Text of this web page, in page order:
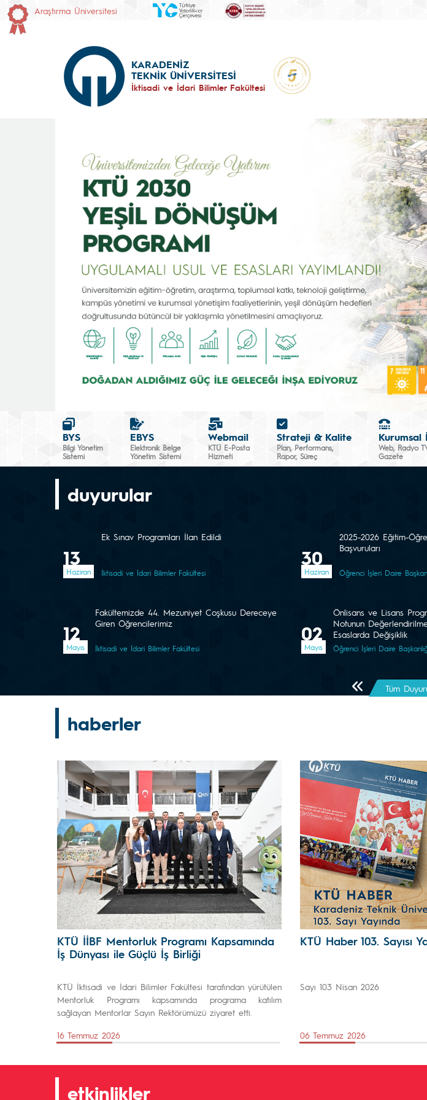
Araştırma Üniversitesi
KARADENİZ
TEKNİK ÜNİVERSİTESİ
İktisadi ve İdari Bilimler Fakültesi
BYS
Bilgi Yönetim
Sistemi
EBYS
Elektronik Belge
Yönetim Sistemi
Webmail
KTÜ E-Posta
Hizmeti
Strateji & Kalite
Plan, Performans,
Rapor, Süreç
Kurumsal
Web, Radyo
Gazete
duyurular
13
Haziran
Ek Sınav Programları İlan Edildi
İktisadi ve İdari Bilimler Fakültesi
30
Haziran
2025-2026 Eğitim-
Başvuruları
Öğrenci İşleri Daire
12
Mayıs
Fakültemizde 44. Mezuniyet Coşkusu Dereceye
Giren Öğrencilerimiz
İktisadi ve İdari Bilimler Fakültesi
02
Mayıs
Önlisans ve Lisans
Notunun
Esaslarda Değişiklik
Öğrenci İşleri Daire
Önceki Sayfa
Tüm
haberler
KTÜ İİBF Mentorluk Programı Kapsamında
İş Dünyası ile Güçlü İş Birliği
KTÜ İktisadi ve İdari Bilimler Fakültesi tarafından yürütülen
Mentorluk Programı kapsamında programa katılım
sağlayan Mentorlar Sayın Rektörümüzü ziyaret etti.
16 Temmuz 2026
KTÜ Haber 103. Sayısı
Sayı 103 Nisan 2026
06 Temmuz 2026
etkinlikler